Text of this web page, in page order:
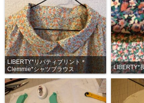
LIBERTY*リバティプリント＊
Clemmie*シャツブラウス
LIBERTY*